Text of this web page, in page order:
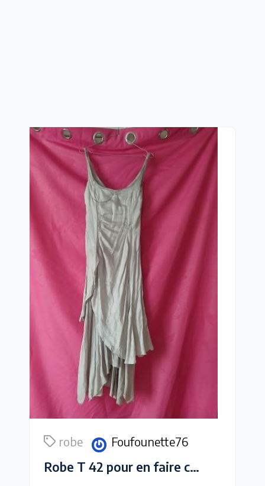
robe Foufounette76
Robe T 42 pour en faire ce que vous voulez avec